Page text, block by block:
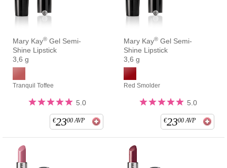
Mary Kay® Gel Semi-
Shine Lipstick
3,6 g
Tranquil Toffee
5.0
€2300 AVP
Mary Kay® Gel Semi-
Shine Lipstick
3,6 g
Red Smolder
5.0
€2300 AVP